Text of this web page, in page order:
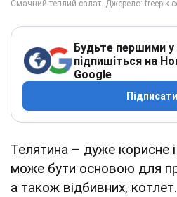
Будьте першими у
підпишіться на
Google
Телятина – дуже корисне
може бути основою для
а також відбивних,